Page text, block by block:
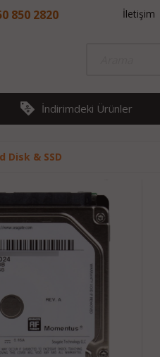
850 2820 İletişim
İndirimdeki Ürünler
Disk & SSD